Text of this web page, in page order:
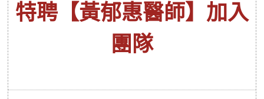
特聘【黃郁惠醫師】加入
團隊